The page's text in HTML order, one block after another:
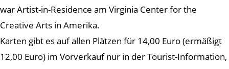
war Artist-in-Residence am Virginia Center for the
Creative Arts in Amerika.
Karten gibt es auf allen Plätzen für 14,00 Euro (ermäßigt
12,00 Euro) im Vorverkauf nur in der Tourist-Information,